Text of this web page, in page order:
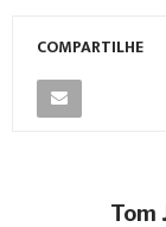
COMPARTILHE
Tom